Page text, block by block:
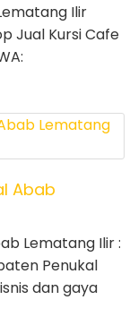
Ilir
Jual Kursi Cafe
Abab
Lematang Ilir :
Penukal
dan gaya